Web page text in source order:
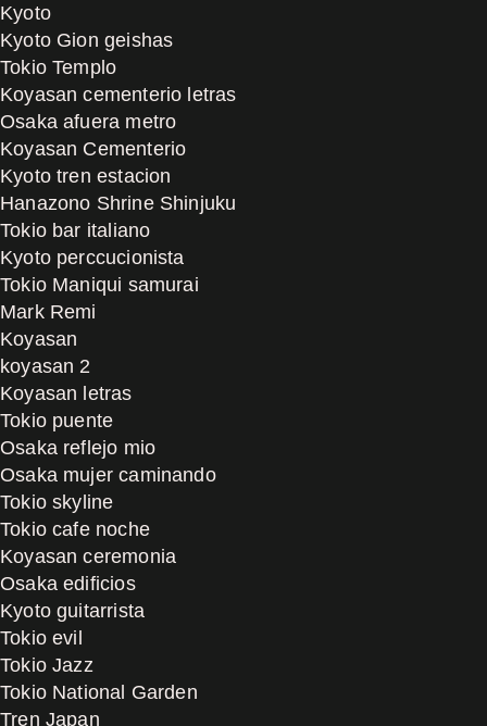
Kyoto
Kyoto Gion geishas
Tokio Templo
Koyasan cementerio letras
Osaka afuera metro
Koyasan Cementerio
Kyoto tren estacion
Hanazono Shrine Shinjuku
Tokio bar italiano
Kyoto perccucionista
Tokio Maniqui samurai
Mark Remi
Koyasan
koyasan 2
Koyasan letras
Tokio puente
Osaka reflejo mio
Osaka mujer caminando
Tokio skyline
Tokio cafe noche
Koyasan ceremonia
Osaka edificios
Kyoto guitarrista
Tokio evil
Tokio Jazz
Tokio National Garden
Tren Japan